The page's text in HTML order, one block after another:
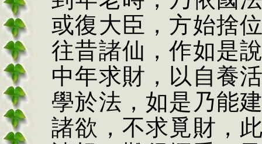
或復大臣，方始捨
往昔諸仙，作如是
中年求財，以自養
學於法，如是乃能
諸欲，不求覓財，